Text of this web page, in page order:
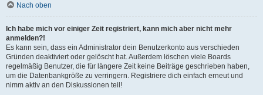
Nach oben
Ich habe mich vor einiger Zeit registriert, kann mich aber nicht mehr
anmelden?!
Es kann sein, dass ein Administrator dein Benutzerkonto aus verschieden
Gründen deaktiviert oder gelöscht hat. Außerdem löschen viele Boards
regelmäßig Benutzer, die für längere Zeit keine Beiträge geschrieben haben,
um die Datenbankgröße zu verringern. Registriere dich einfach erneut und
nimm aktiv an den Diskussionen teil!